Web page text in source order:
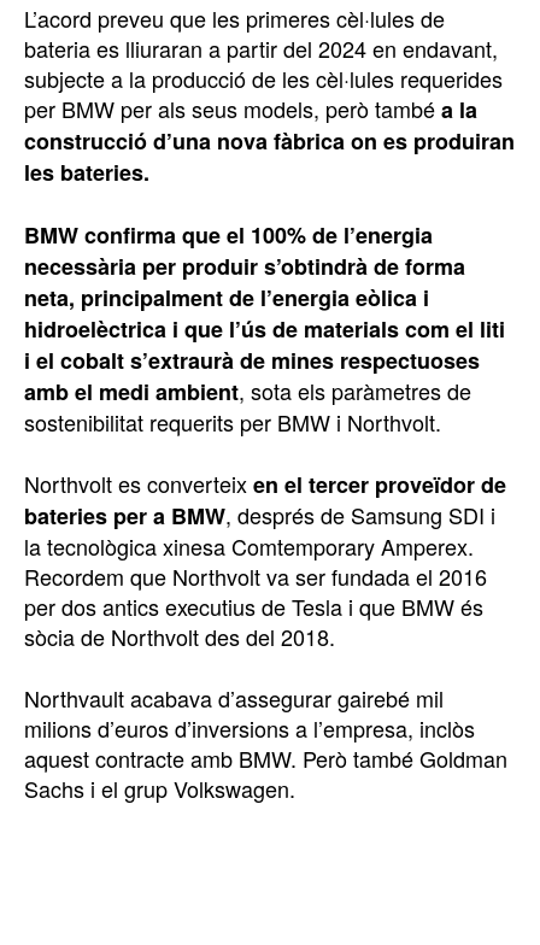
L’acord preveu que les primeres cèl·lules de
bateria es lliuraran a partir del 2024 en endavant,
subjecte a la producció de les cèl·lules requerides
per BMW per als seus models, però tambéa la
construcció d’una nova fàbrica on es produiran
les bateries.
BMW confirma que el 100% de l’energia
necessària per produir s’obtindrà de forma
neta, principalment de l’energia eòlica i
hidroelèctrica i que l’ús de materials com el liti
i el cobalt s’extraurà de mines respectuoses
amb el medi ambient, sota els paràmetres de
sostenibilitat requerits per BMW i Northvolt.
Northvolt es converteixen el tercer proveïdor de
bateries per a BMW, després de Samsung SDI i
la tecnològica xinesa Comtemporary Amperex.
Recordem que Northvolt va ser fundada el 2016
per dos antics executius de Tesla i que BMW és
sòcia de Northvolt des del 2018.
Northvault acabava d’assegurar gairebé mil
milions d’euros d’inversions a l’empresa, inclòs
aquest contracte amb BMW. Però també Goldman
Sachs i el grup Volkswagen.